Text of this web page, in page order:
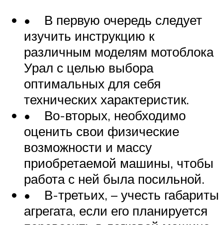
• В первую очередь следует
изучить инструкцию к
различным моделям мотоблока
Урал с целью выбора
оптимальных для себя
технических характеристик.
• Во-вторых, необходимо
оценить свои физические
возможности и массу
приобретаемой машины, чтобы
работа с ней была посильной.
• В-третьих, – учесть габариты
агрегата, если его планируется